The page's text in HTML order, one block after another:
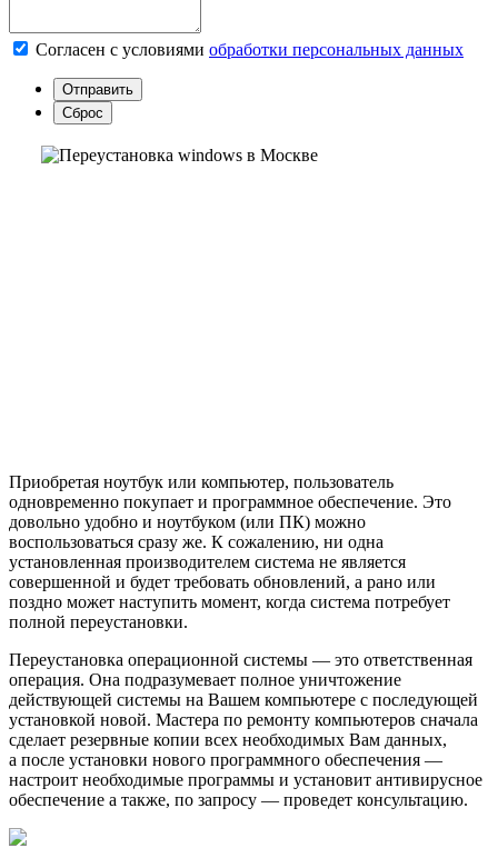
Согласен с условиями обработки персональных данных
Приобретая ноутбук или компьютер, пользователь
одновременно покупает и программное обеспечение. Это
довольно удобно и ноутбуком (или ПК) можно
воспользоваться сразу же. К сожалению, ни одна
установленная производителем система не является
совершенной и будет требовать обновлений, а рано или
поздно может наступить момент, когда система потребует
полной переустановки.
Переустановка операционной системы — это ответственная
операция. Она подразумевает полное уничтожение
действующей системы на Вашем компьютере с последующей
установкой новой. Мастера по ремонту компьютеров сначала
сделает резервные копии всех необходимых Вам данных,
а после установки нового программного обеспечения —
настроит необходимые программы и установит антивирусное
обеспечение а также, по запросу — проведет консультацию.